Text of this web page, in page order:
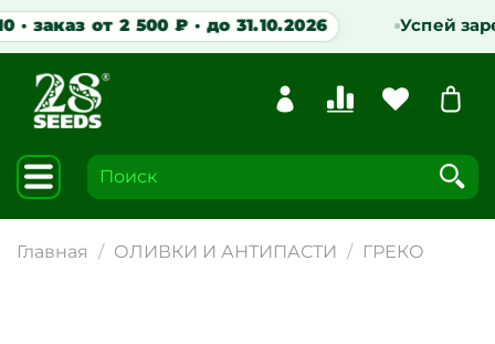
· заказ от 2 500 ₽ · до 31.10.2026 Успей
Главная ОЛИВКИ И АНТИПАСТИ ГРЕКО